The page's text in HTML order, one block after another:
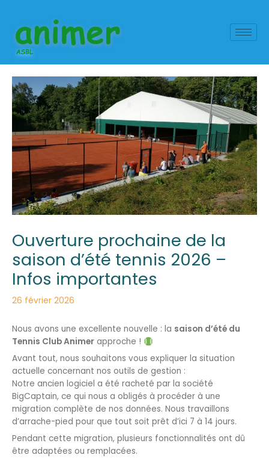
contenu
Ouverture prochaine de la
saison d’été tennis 2026 –
Infos importantes
26 février 2026
Nous avons une excellente nouvelle : la saison d’été du
Tennis Club Animer approche !
Avant tout, nous souhaitons vous expliquer la situation
actuelle concernant nos outils de gestion :
Notre ancien logiciel a été racheté par la société
BigCaptain, ce qui nous a obligés à procéder à une
migration complète de nos données. Nous travaillons
d’arrache-pied pour que tout soit prêt d’ici 7 à 14 jours.
Pendant cette migration, plusieurs fonctionnalités ont dû
être adaptées ou remplacées.
articles